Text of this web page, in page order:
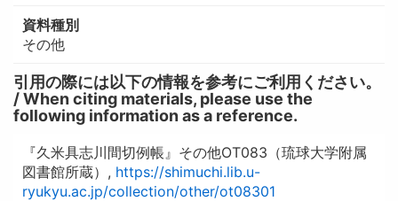
資料種別
その他
引用の際には以下の情報を参考にご利用ください。
/ When citing materials, please use the
following information as a reference.
『久米具志川間切例帳』その他OT083（琉球大学附属
図書館所蔵）, https://shimuchi.lib.u-
ryukyu.ac.jp/collection/other/ot08301